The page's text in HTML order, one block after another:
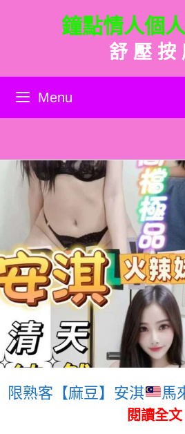
內
鐘點情人個
舒 壓 按
Menu
限熟客【麻豆】安淇 馬
閱讀全文